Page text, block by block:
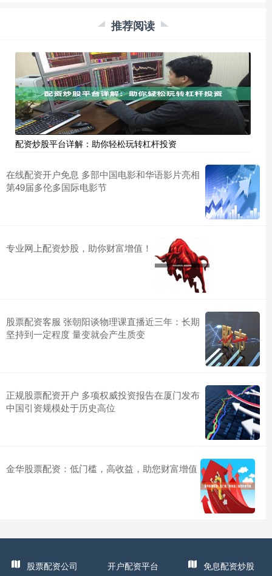
推荐阅读
配资炒股平台详解：助你轻松玩转杠杆投资
在线配资开户免息 多部中国电影和华语影片亮相
第49届多伦多国际电影节
专业网上配资炒股，助你财富增值！
股票配资客服 张朝阳谈物理课直播近三年：长期
坚持到一定程度 量变就会产生质变
正规股票配资开户 多项权威投资报告在厦门发布
中国引资规模处于历史高位
金华股票配资：低门槛，高收益，助您财富增值
股票配资公司 开户配资平台 免息配资炒股